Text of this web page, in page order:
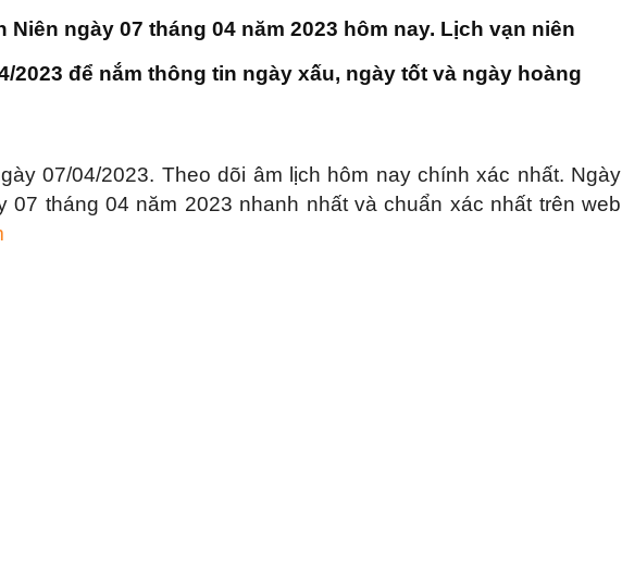
Niên ngày 07 tháng 04 năm 2023 hôm nay. Lịch vạn niên
2023 để nắm thông tin ngày xấu, ngày tốt và ngày hoàng
07/04/2023. Theo dõi âm lịch hôm nay chính xác nhất. Ngày
07 tháng 04 năm 2023 nhanh nhất và chuẩn xác nhất trên web